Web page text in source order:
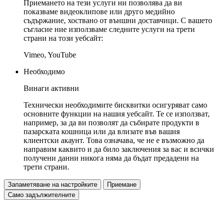
Приемането на тези услуги ни позволява да ви
показваме видеоклипове или друго медийно
съдържание, хоствано от външни доставчици. С вашето
съгласие ние използваме следните услуги на трети
страни на този уебсайт:
Vimeo, YouTube
Необходимо
Винаги активни
Технически необходимите бисквитки осигуряват само
основните функции на нашия уебсайт. Те се използват,
например, за да ви позволят да събирате продукти в
пазарската кошница или да влизате във вашия
клиентски акаунт. Това означава, че не е възможно да
направим каквито и да било заключения за вас и всички
получени данни никога няма да бъдат предадени на
трети страни.
Запаметяване на настройките
Приемане
Само задължителните